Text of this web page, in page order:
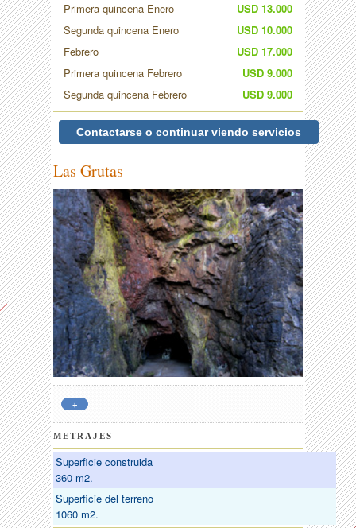
Primera quincena Enero
USD 13.000
Segunda quincena Enero
USD 10.000
Febrero
USD 17.000
Primera quincena Febrero
USD 9.000
Segunda quincena Febrero
USD 9.000
Contactarse o continuar viendo servicios
Las Grutas
+
METRAJES
Superficie construida
360 m2.
Superficie del terreno
1060 m2.